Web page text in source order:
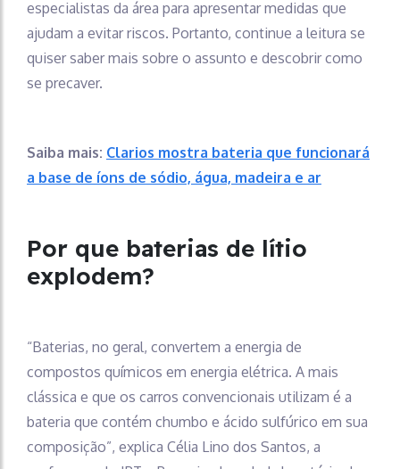
especialistas da área para apresentar medidas que
ajudam a evitar riscos. Portanto, continue a leitura se
quiser saber mais sobre o assunto e descobrir como
se precaver.
Saiba mais: Clarios mostra bateria que funcionará
a base de íons de sódio, água, madeira e ar
Por que baterias de lítio
explodem?
“Baterias, no geral, convertem a energia de
compostos químicos em energia elétrica. A mais
clássica e que os carros convencionais utilizam é a
bateria que contém chumbo e ácido sulfúrico em sua
composição”, explica Célia Lino dos Santos, a